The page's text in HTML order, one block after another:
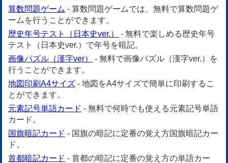
算数問題ゲーム - 算数問題ゲームでは、無料で算数問題ゲ
ームを行うことができます。
歴史年号テスト（日本史ver.）
- 無料で楽しめる歴史年号
テスト（日本史ver.）で年号を暗記。
画像パズル（漢字ver）
- 無料で画像パズル（漢字ver.）を
行うことができます。
地図印刷A4サイズ - 地図をA4サイズで簡単に印刷するこ
とができます。
元素記号単語カード - 無料で何時でも使える元素記号単語
カード。
国旗暗記カード - 国旗の暗記に定番の覚え方国旗暗記カー
ド。
首都暗記カード - 首都の暗記に定番の覚え方の単語カー